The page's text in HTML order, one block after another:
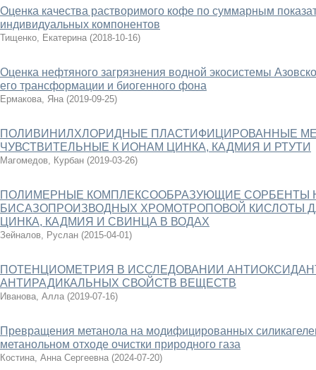
Оценка качества растворимого кофе по суммарным
индивидуальных компонентов
Тищенко, Екатерина (2018-10-16)
Оценка нефтяного загрязнения водной экосистемы
его трансформации и биогенного фона
Ермакова, Яна (2019-09-25)
ПОЛИВИНИЛХЛОРИДНЫЕ ПЛАСТИФИЦИРОВАННЫЕ
ЧУВСТВИТЕЛЬНЫЕ К ИОНАМ ЦИНКА, КАДМИЯ И РТУТИ
Магомедов, Курбан (2019-03-26)
ПОЛИМЕРНЫЕ КОМПЛЕКСООБРАЗУЮЩИЕ СОРБЕНТЫ
БИСАЗОПРОИЗВОДНЫХ ХРОМОТРОПОВОЙ КИСЛОТЫ
ЦИНКА, КАДМИЯ И СВИНЦА В ВОДАХ
Зейналов, Руслан (2015-04-01)
ПОТЕНЦИОМЕТРИЯ В ИССЛЕДОВАНИИ
АНТИРАДИКАЛЬНЫХ СВОЙСТВ ВЕЩЕСТВ
Иванова, Алла (2019-07-16)
Превращения метанола на модифицированных
метанольном отходе очистки природного газа
Костина, Анна Сергеевна (2024-07-20)